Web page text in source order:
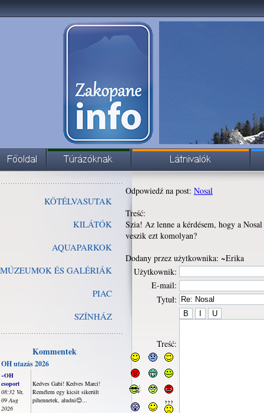
KÖTÉLVASUTAK
KILÁTÓK
AQUAPARKOK
MÚZEUMOK ÉS GALÉRIÁK
PIAC
SZÍNHÁZ
Kommentek
OH utazás 2026
~OH
csoport
08:32 Va,
09 Aug
2026
Kedves Gabi! Kedves Marci!
Remélem egy kicsit sikerült
pihennetek, aludni😊...
Odpowiedź na post: Nosal
Treść:
Szia! Az lenne a kérdésem, hogy a
veszik ezt komolyan?
Dodany przez użytkownika: ~Erika
Użytkownik:
E-mail:
Tytuł:
Treść: